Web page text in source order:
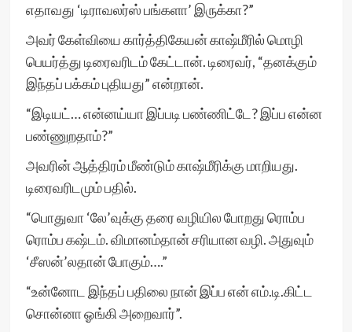
எதாவது ‘டிராவலர்ஸ் பங்களா’ இருக்கா?”
அவர் கேள்வியை கார்த்திகேயன் காஷ்மீரில் மொழி
பெயர்த்து டிரைவரிடம் கேட்டான். டிரைவர், “தனக்கும்
இந்தப் பக்கம் புதியது” என்றான்.
“இடியட்… என்னய்யா இப்படி பண்ணிட்டே? இப்ப என்ன
பண்ணுறதாம்?”
அவரின் ஆத்திரம் மீண்டும் காஷ்மீரிக்கு மாறியது.
டிரைவரிடமும் பதில்.
“பொதுவா ‘லே’வுக்கு தரை வழியில போறது ரொம்ப
ரொம்ப கஷ்டம். விமானம்தான் சரியான வழி. அதுவும்
‘சீஸன்’லதான் போகும்….”
“உன்னோட இந்தப் பதிலை நான் இப்ப என் எம்.டி.கிட்ட
சொன்னா ஓங்கி அறைவார்”.